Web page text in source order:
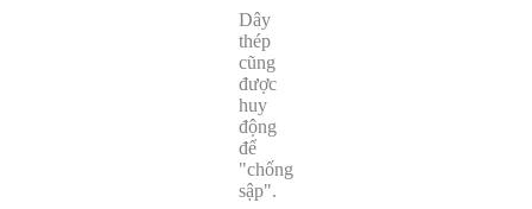
Dây
thép
cũng
được
huy
động
để
"chống
sập".